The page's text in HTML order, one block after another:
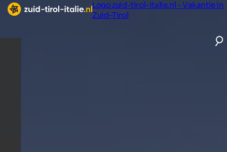
Logo zuid-tirol-italie.nl - Vakantie in
Zuid-Tirol